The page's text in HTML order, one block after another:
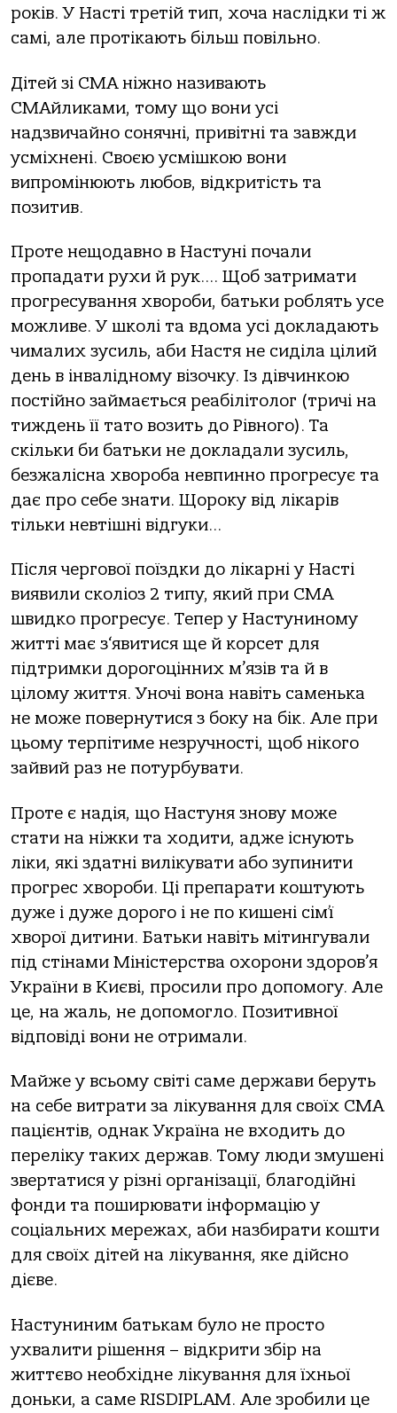
років. У Насті третій тип, хоча наслідки ті ж
самі, але протікають більш повільно.
Дітей зі СМА ніжно називають
СМАйликами, тому що вони усі
надзвичайно сонячні, привітні та завжди
усміхнені. Своєю усмішкою вони
випромінюють любов, відкритість та
позитив.
Проте нещодавно в Настуні почали
пропадати рухи й рук…. Щоб затримати
прогресування хвороби, батьки роблять усе
можливе. У школі та вдома усі докладають
чималих зусиль, аби Настя не сиділа цілий
день в інвалідному візочку. Із дівчинкою
постійно займається реабілітолог (тричі на
тиждень її тато возить до Рівного). Та
скільки би батьки не докладали зусиль,
безжалісна хвороба невпинно прогресує та
дає про себе знати. Щороку від лікарів
тільки невтішні відгуки…
Після чергової поїздки до лікарні у Насті
виявили сколіоз 2 типу, який при СМА
швидко прогресує. Тепер у Настуниному
житті має з‘явитися ще й корсет для
підтримки дорогоцінних м’язів та й в
цілому життя. Уночі вона навіть саменька
не може повернутися з боку на бік. Але при
цьому терпітиме незручності, щоб нікого
зайвий раз не потурбувати.
Проте є надія, що Настуня знову може
стати на ніжки та ходити, адже існують
ліки, які здатні вилікувати або зупинити
прогрес хвороби. Ці препарати коштують
дуже і дуже дорого і не по кишені сім’ї
хворої дитини. Батьки навіть мітингували
під стінами Міністерства охорони здоров’я
України в Києві, просили про допомогу. Але
це, на жаль, не допомогло. Позитивної
відповіді вони не отримали.
Майже у всьому світі саме держави беруть
на себе витрати за лікування для своїх СМА
пацієнтів, однак Україна не входить до
переліку таких держав. Тому люди змушені
звертатися у різні організації, благодійні
фонди та поширювати інформацію у
соціальних мережах, аби назбирати кошти
для своїх дітей на лікування, яке дійсно
дієве.
Настуниним батькам було не просто
ухвалити рішення – відкрити збір на
життєво необхідне лікування для їхньої
доньки, а саме RISDIPLAM. Але зробили це